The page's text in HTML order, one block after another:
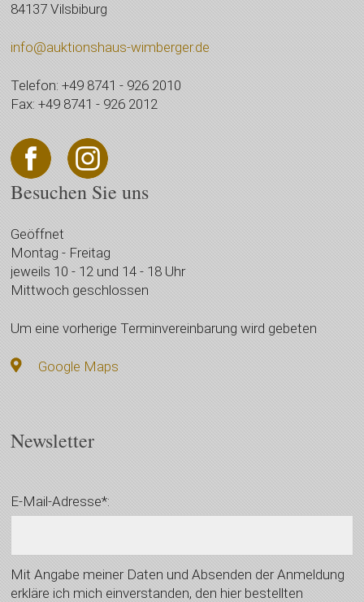
84137 Vilsbiburg
info@auktionshaus-wimberger.de
Telefon: +49 8741 - 926 2010
Fax: +49 8741 - 926 2012
Besuchen Sie uns
Geöffnet
Montag - Freitag
jeweils 10 - 12 und 14 - 18 Uhr
Mittwoch geschlossen
Um eine vorherige Terminvereinbarung wird gebeten
Google Maps
Newsletter
E-Mail-Adresse*:
Mit Angabe meiner Daten und Absenden der Anmeldung
erkläre ich mich einverstanden, den hier bestellten